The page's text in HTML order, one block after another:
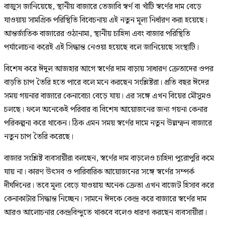
বাজুস জানিয়েছে, স্থানীয় বাজারে তেজাবি স্বর্ণ বা খাঁটি স্বর্ণের দাম বেড়ে
যাওয়ায় সামগ্রিক পরিস্থিতি বিবেচনায় এই নতুন মূল্য নির্ধারণ করা হয়েছে।
আন্তর্জাতিক বাজারের ওঠানামা, স্থানীয় চাহিদা এবং বাজার পরিস্থিতি
পর্যালোচনা করেই এই সিদ্ধান্ত নেওয়া হয়েছে বলে জানিয়েছে সংস্থাটি।
বিশেষ করে ঈদুল আজহার আগে স্বর্ণের দাম বাড়ায় সাধারণ ক্রেতাদের ওপর
বাড়তি চাপ তৈরি হতে পারে বলে মনে করছেন সংশ্লিষ্টরা। প্রতি বছর ঈদের
সময় গয়নার বাজারে কেনাবেচা বেড়ে যায়। এর সঙ্গে এখন বিয়ের মৌসুমও
চলছে। ফলে অনেকেই পরিবার বা বিশেষ আয়োজনের জন্য গয়না কেনার
পরিকল্পনা করে থাকেন। ঠিক এমন সময় স্বর্ণের দামে নতুন উল্লম্ফন বাজারে
নতুন চাপ তৈরি করেছে।
বাজার সংশ্লিষ্ট ব্যবসায়ীরা বলছেন, স্বর্ণের দাম বাড়লেও চাহিদা পুরোপুরি কমে
যায় না। কারণ উৎসব ও পারিবারিক আয়োজনের সঙ্গে স্বর্ণের সম্পর্ক
দীর্ঘদিনের। তবে মূল্য বেড়ে যাওয়ায় অনেক ক্রেতা এখন বাজেট হিসাব করে
কেনাকাটার সিদ্ধান্ত নিচ্ছেন। সামনে ঈদকে কেন্দ্র করে বাজারে স্বর্ণের দাম
আরও আলোচনার কেন্দ্রবিন্দুতে থাকবে বলেও ধারণা করছেন ব্যবসায়ীরা।